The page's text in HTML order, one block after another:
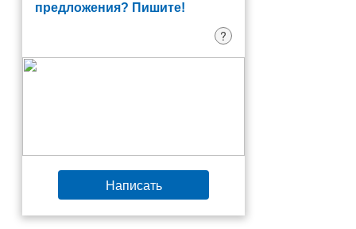
предложения? Пишите!
?
Написать